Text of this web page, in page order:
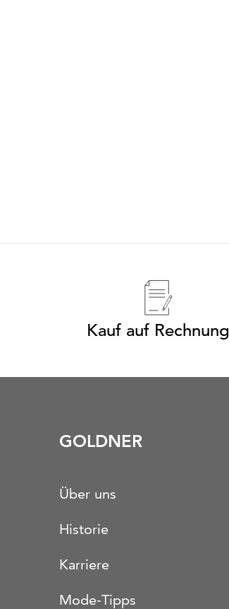
Kauf auf Rechnung
GOLDNER
Über uns
Historie
Karriere
Mode-Tipps